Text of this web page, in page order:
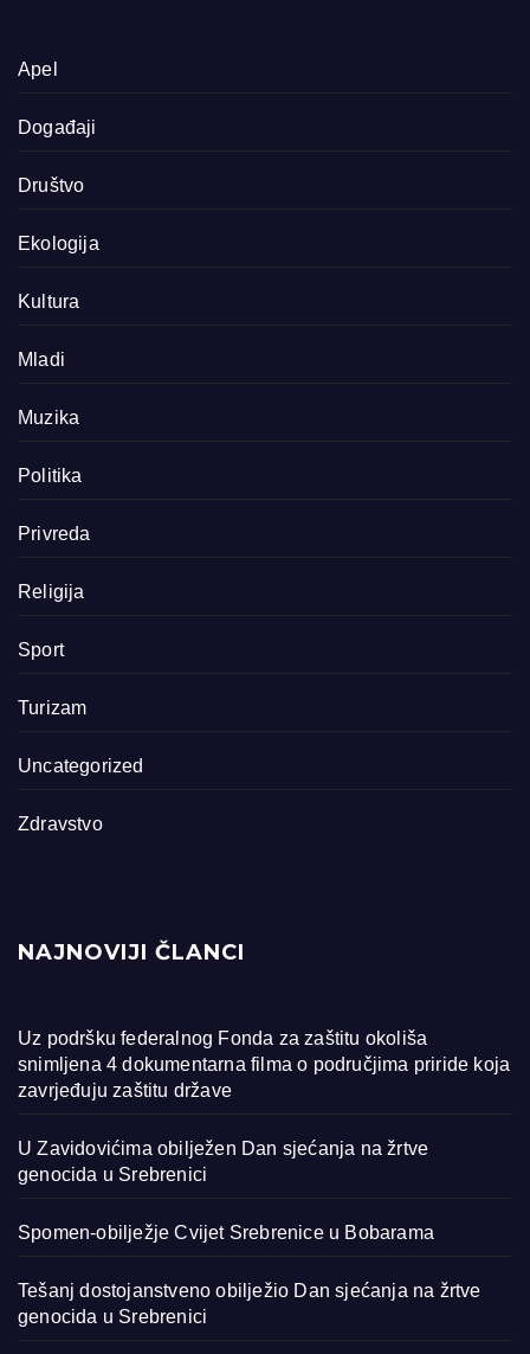
Apel
Događaji
Društvo
Ekologija
Kultura
Mladi
Muzika
Politika
Privreda
Religija
Sport
Turizam
Uncategorized
Zdravstvo
NAJNOVIJI ČLANCI
Uz podršku federalnog Fonda za zaštitu okoliša
snimljena 4 dokumentarna filma o područjima priride koja
zavrjeđuju zaštitu države
U Zavidovićima obilježen Dan sjećanja na žrtve
genocida u Srebrenici
Spomen-obilježje Cvijet Srebrenice u Bobarama
Tešanj dostojanstveno obilježio Dan sjećanja na žrtve
genocida u Srebrenici